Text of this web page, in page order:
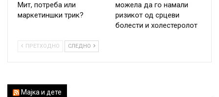
Мит, потреба или
маркетиншки трик?
можела да го намали
ризикот од срцеви
болести и холестеролот
ПРЕТХОДНО СЛЕДНО
Мајка и дете